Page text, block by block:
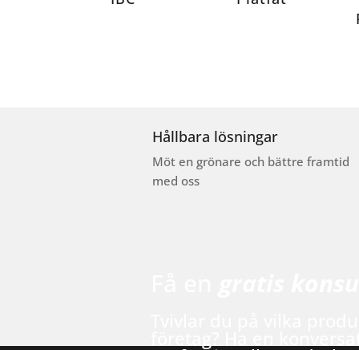
Hållbara lösningar
Möt en grönare och bättre framtid
med oss